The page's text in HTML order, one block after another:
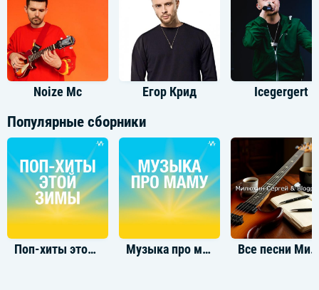
Noize Mc Егор Крид Icegergert
Популярные сборники
Поп-хиты этой зимы Музыка про маму Все песни Милюхин Сергей & Blogpoeta